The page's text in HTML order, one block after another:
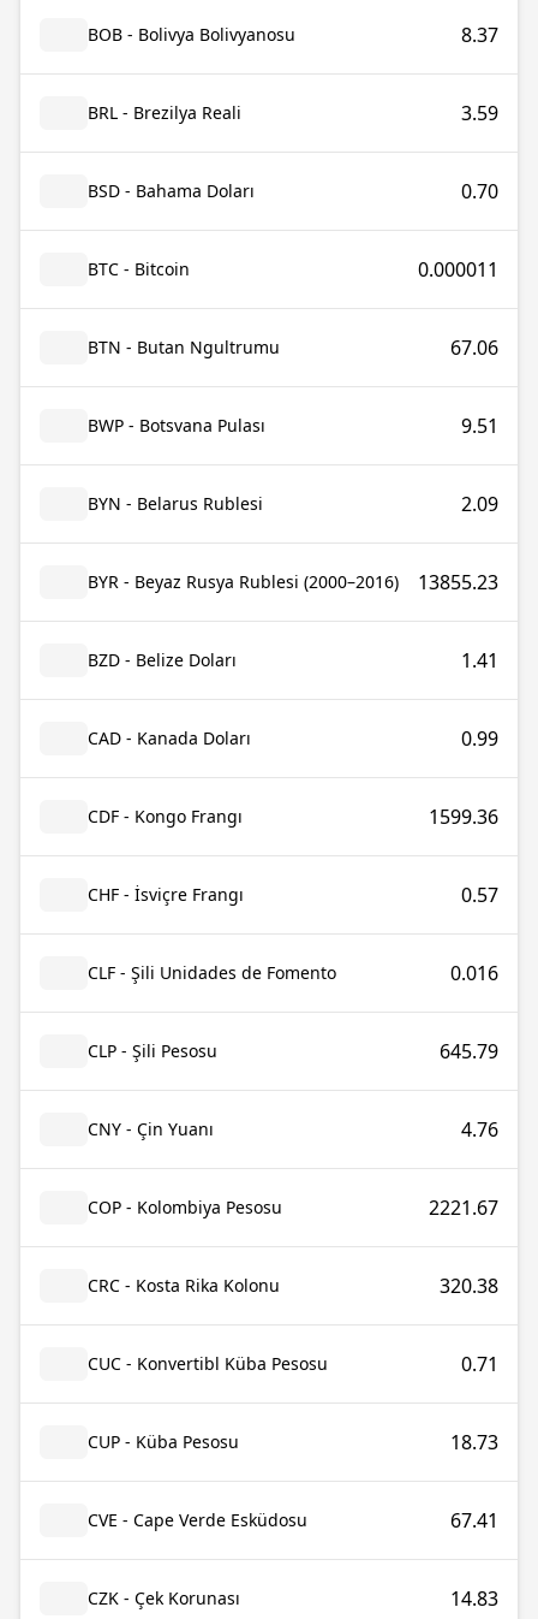
BOB - Bolivya Bolivyanosu 8.37
BRL - Brezilya Reali 3.59
BSD - Bahama Doları 0.70
BTC - Bitcoin 0.000011
BTN - Butan Ngultrumu 67.06
BWP - Botsvana Pulası 9.51
BYN - Belarus Rublesi 2.09
BYR - Beyaz Rusya Rublesi (2000–2016) 13855.23
BZD - Belize Doları 1.41
CAD - Kanada Doları 0.99
CDF - Kongo Frangı 1599.36
CHF - İsviçre Frangı 0.57
CLF - Şili Unidades de Fomento 0.016
CLP - Şili Pesosu 645.79
CNY - Çin Yuanı 4.76
COP - Kolombiya Pesosu 2221.67
CRC - Kosta Rika Kolonu 320.38
CUC - Konvertibl Küba Pesosu 0.71
CUP - Küba Pesosu 18.73
CVE - Cape Verde Esküdosu 67.41
CZK - Çek Korunası 14.83